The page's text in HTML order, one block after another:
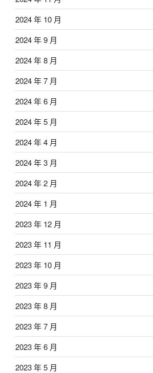
2024 年 10 月
2024 年 9 月
2024 年 8 月
2024 年 7 月
2024 年 6 月
2024 年 5 月
2024 年 4 月
2024 年 3 月
2024 年 2 月
2024 年 1 月
2023 年 12 月
2023 年 11 月
2023 年 10 月
2023 年 9 月
2023 年 8 月
2023 年 7 月
2023 年 6 月
2023 年 5 月